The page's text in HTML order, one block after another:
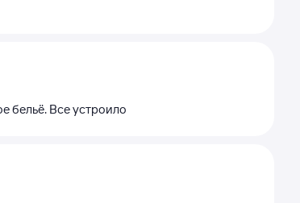
бельё. Все устроило